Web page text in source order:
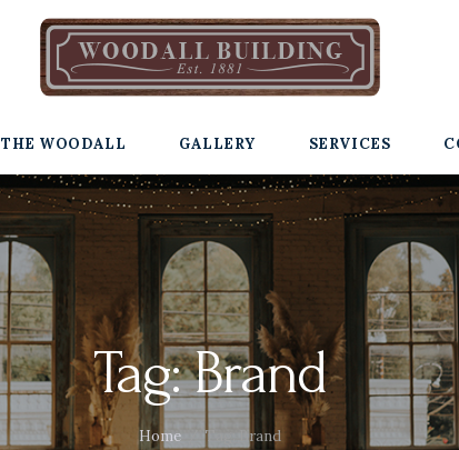
THE WOODALL GALLERY SERVICES
Tag: Brand
Home Tag: Brand